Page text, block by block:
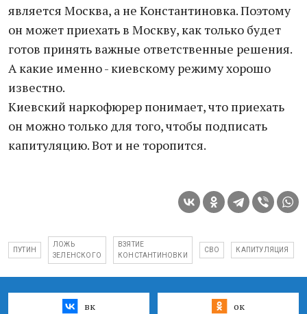
является Москва, а не Константиновка. Поэтому
он может приехать в Москву, как только будет
готов принять важные ответственные решения.
А какие именно - киевскому режиму хорошо
известно.
Киевский наркофюрер понимает, что приехать
он можно только для того, чтобы подписать
капитуляцию. Вот и не торопится.
ПУТИН
ЛОЖЬ
ЗЕЛЕНСКОГО
ВЗЯТИЕ
КОНСТАНТИНОВКИ
СВО КАПИТУЛЯЦИЯ
вк ок